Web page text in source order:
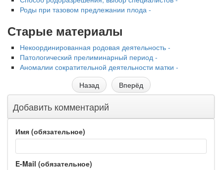
Роды при тазовом предлежании плода -
Старые материалы
Некоординированная родовая деятельность -
Патологический прелиминарный период -
Аномалии сократительной деятельности матки -
Назад
Вперёд
Добавить комментарий
Имя (обязательное)
E-Mail (обязательное)